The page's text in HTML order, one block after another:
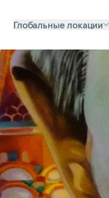
Глобальные локации